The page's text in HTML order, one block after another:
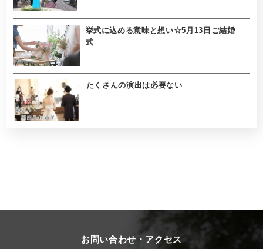
挙式に込める意味と想い☆5月13日ご結婚
式
たくさんの演出は必要ない
お問い合わせ・アクセス